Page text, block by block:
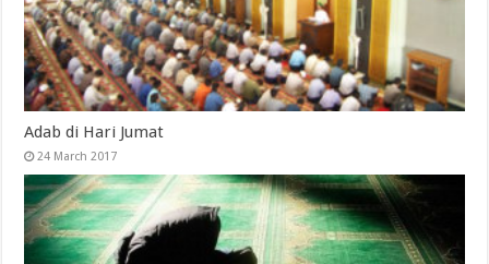
Adab di Hari Jumat
24 March 2017